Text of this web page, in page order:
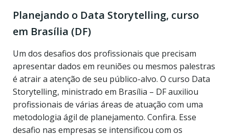
Planejando o Data Storytelling, curso
em Brasília (DF)
Um dos desafios dos profissionais que precisam
apresentar dados em reuniões ou mesmos palestras
é atrair a atenção de seu público-alvo. O curso Data
Storytelling, ministrado em Brasília – DF auxiliou
profissionais de várias áreas de atuação com uma
metodologia ágil de planejamento. Confira. Esse
desafio nas empresas se intensificou com os